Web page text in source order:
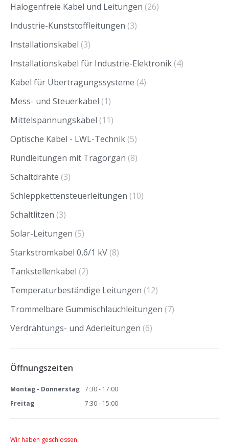
Halogenfreie Kabel und Leitungen (26)
Industrie-Kunststoffleitungen (3)
Installationskabel (3)
Installationskabel für Industrie-Elektronik (4)
Kabel für Übertragungssysteme (4)
Mess- und Steuerkabel (1)
Mittelspannungskabel (11)
Optische Kabel - LWL-Technik (5)
Rundleitungen mit Tragorgan (8)
Schaltdrähte (3)
Schleppkettensteuerleitungen (10)
Schaltlitzen (3)
Solar-Leitungen (5)
Starkstromkabel 0,6/1 kV (8)
Tankstellenkabel (2)
Temperaturbeständige Leitungen (12)
Trommelbare Gummischlauchleitungen (7)
Verdrahtungs- und Aderleitungen (6)
Öffnungszeiten
Montag - Donnerstag 7:30 - 17:00
Freitag
7:30 - 15:00
Wir haben geschlossen.